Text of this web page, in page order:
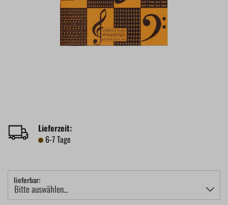
Lieferzeit:
6-7 Tage
lieferbar: